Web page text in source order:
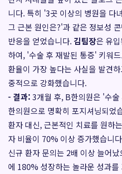
니다. 특히 '3곳 이상의 병원을 다
그 근본 원인은?'과 같은 정보성
반응을 얻었습니다.김팀장은 유
하여, '수술 후 재발된 통증' 키워
환율이 가장 높다는 사실을 발견
중적으로 강화했습니다.
- 결과: 3개월 후, B한의원은 '수
한의원으로 명확히 포지셔닝되었
환자 대신, 근본적인 치료를 원하
자 비율이 70% 이상 증가했습니
신규 환자 문의는 2배 이상 늘어
에 180% 성장하는 놀라운 성과를